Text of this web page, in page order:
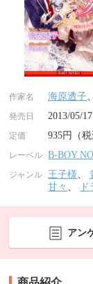
作家名 海原透子、
発売日 2013/05/17
定価 935円（税
レーベル B-BOY
ジャンル 王子様、
甘々 、
アン